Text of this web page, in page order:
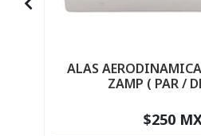
ALAS
ZAMP ( PAR /
$250